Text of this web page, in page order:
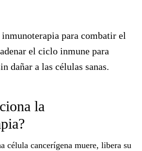
para combatir el
el ciclo inmune para
dañar a las células sanas.
la
célula cancerígena muere, libera su